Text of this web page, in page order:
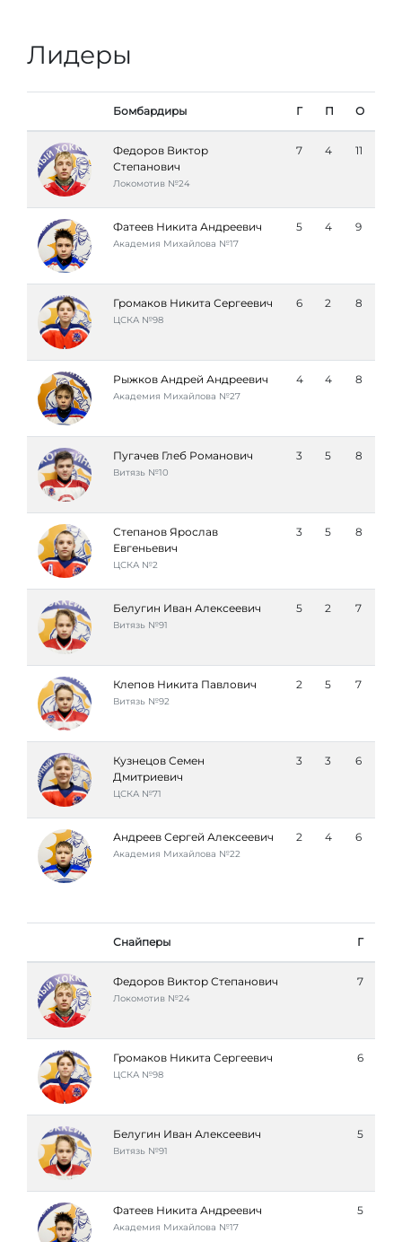
Лидеры
Бомбардиры Г П О
Федоров Виктор
Степанович
Локомотив №24
7 4 11
Фатеев Никита Андреевич
Академия Михайлова №17
5 4 9
Громаков Никита Сергеевич
ЦСКА №98
6 2 8
Рыжков Андрей Андреевич
Академия Михайлова №27
4 4 8
Пугачев Глеб Романович
Витязь №10
3 5 8
Степанов Ярослав
Евгеньевич
ЦСКА №2
3 5 8
Белугин Иван Алексеевич
Витязь №91
5 2 7
Клепов Никита Павлович
Витязь №92
2 5 7
Кузнецов Семен
Дмитриевич
ЦСКА №71
3 3 6
Андреев Сергей Алексеевич
Академия Михайлова №22
2 4 6
Снайперы Г
Федоров Виктор Степанович
Локомотив №24
7
Громаков Никита Сергеевич
ЦСКА №98
6
Белугин Иван Алексеевич
Витязь №91
5
Фатеев Никита Андреевич
Академия Михайлова №17
5